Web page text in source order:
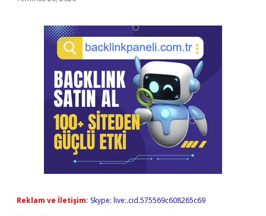
Reklam ve İletişim: Skype: live:.cid.575569c608265c69